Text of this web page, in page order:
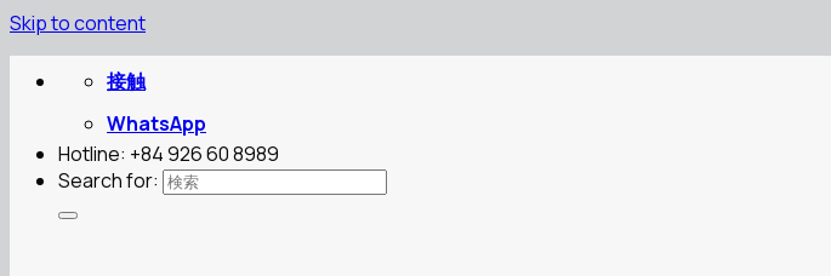
Skip to content
接触
WhatsApp
Hotline: +84 926 60 8989
Search for: